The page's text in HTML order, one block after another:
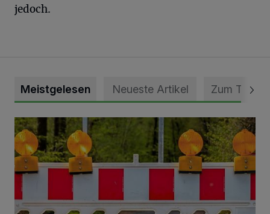
jedoch.
Meistgelesen Neueste Artikel Zum Thema
Vollsperrung der Talstraße in Grevenbroich-Kapellen